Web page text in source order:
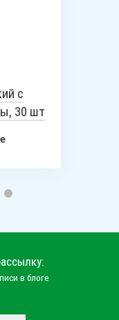
с
30 шт
в блоге